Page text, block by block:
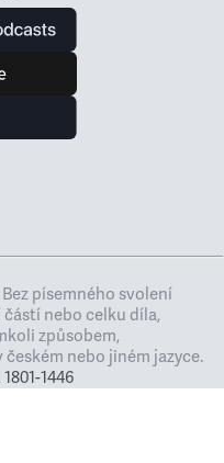
písemného svolení
nebo celku díla,
způsobem,
nebo jiném jazyce.
1446